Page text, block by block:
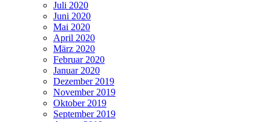
Juli 2020
Juni 2020
Mai 2020
April 2020
März 2020
Februar 2020
Januar 2020
Dezember 2019
November 2019
Oktober 2019
September 2019